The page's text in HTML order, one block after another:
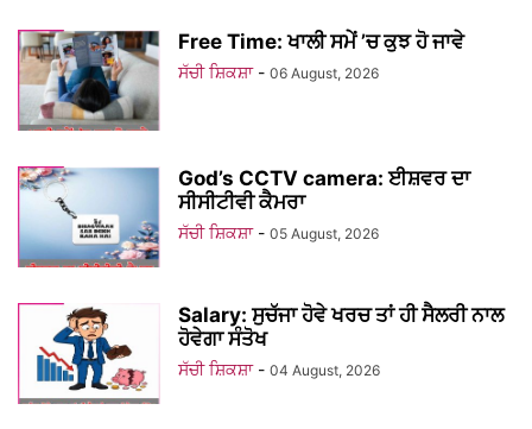
Free Time: ਖਾਲੀ ਸਮੇਂ ’ਚ ਕੁਝ ਹੋ ਜਾਵੇ
ਸੱਚੀ ਸ਼ਿਕਸ਼ਾ - 06 August, 2026
God’s CCTV camera: ਈਸ਼ਵਰ ਦਾ
ਸੀਸੀਟੀਵੀ ਕੈਮਰਾ
ਸੱਚੀ ਸ਼ਿਕਸ਼ਾ - 05 August, 2026
Salary: ਸੁਚੱਜਾ ਹੋਵੇ ਖਰਚ ਤਾਂ ਹੀ ਸੈਲਰੀ ਨਾਲ
ਹੋਵੇਗਾ ਸੰਤੋਖ
ਸੱਚੀ ਸ਼ਿਕਸ਼ਾ - 04 August, 2026